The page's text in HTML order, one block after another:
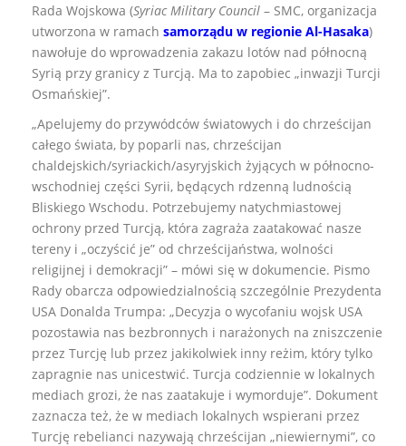
Rada Wojskowa (Syriac Military Council – SMC, organizacja
utworzona w ramach samorządu w regionie Al-Hasaka)
nawołuje do wprowadzenia zakazu lotów nad północną
Syrią przy granicy z Turcją. Ma to zapobiec „inwazji Turcji
Osmańskiej”.
„Apelujemy do przywódców światowych i do chrześcijan
całego świata, by poparli nas, chrześcijan
chaldejskich/syriackich/asyryjskich żyjących w północno-
wschodniej części Syrii, będących rdzenną ludnością
Bliskiego Wschodu. Potrzebujemy natychmiastowej
ochrony przed Turcją, która zagraża zaatakować nasze
tereny i „oczyścić je” od chrześcijaństwa, wolności
religijnej i demokracji” – mówi się w dokumencie. Pismo
Rady obarcza odpowiedzialnością szczególnie Prezydenta
USA Donalda Trumpa: „Decyzja o wycofaniu wojsk USA
pozostawia nas bezbronnych i narażonych na zniszczenie
przez Turcję lub przez jakikolwiek inny reżim, który tylko
zapragnie nas unicestwić. Turcja codziennie w lokalnych
mediach grozi, że nas zaatakuje i wymorduje”. Dokument
zaznacza też, że w mediach lokalnych wspierani przez
Turcję rebelianci nazywają chrześcijan „niewiernymi”, co